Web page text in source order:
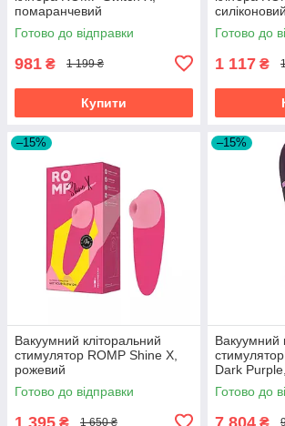
помаранчевий
Готово до відправки
981 ₴ 1 199 ₴
Купити
Готово до
1 117 ₴
–15%
Вакуумний кліторальний
стимулятор ROMP Shine X,
рожевий
Готово до відправки
1 395 ₴ 1 650 ₴
–15%
Вакуумний
Dark
14 рівнів
Готово до
7 804 ₴